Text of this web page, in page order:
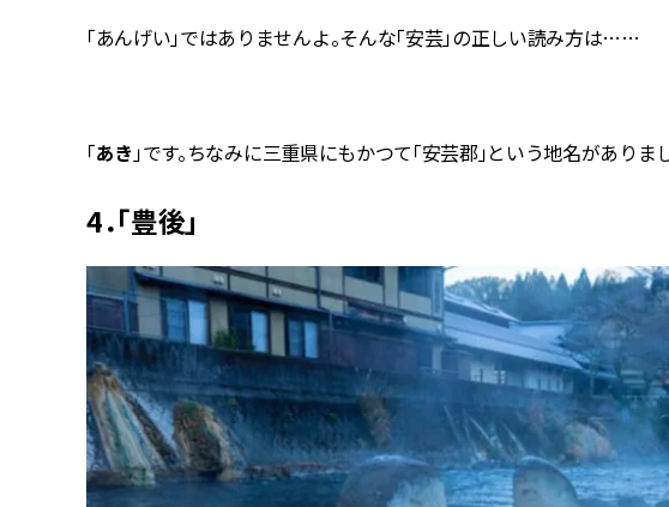
「あんげい」ではありませんよ。そんな「安芸」の正しい読み方は……
「あき 」です。ちなみに三重県にもかつて「安芸郡」という地名がありま
4．「豊後」